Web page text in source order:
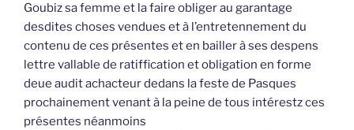
Goubiz sa femme et la faire obliger au garantage
desdites choses vendues et à l’entretennement du
contenu de ces présentes et en bailler à ses despens
lettre vallable de ratiffication et obligation en forme
deue audit achacteur dedans la feste de Pasques
prochainement venant à la peine de tous intérestz ces
présentes néanmoins